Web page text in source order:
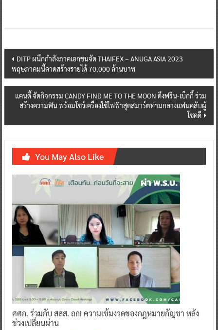
Post
navigation
DITP ผนึกกำลังภาคเอกชนจัด THAIFEX – ANUGA ASIA 2023
พฤษภาคมนี้คาดสร้างรายได้ 70,000 ล้านบาท
แคนดี้ จัดกิจกรรม CANDY FIND ME TO THE MOON ดึงฟรีน-เบ็กกี้ ร่วม
สร้างความฟิน พร้อมโชว์เครื่องใช้ไฟฟ้าสุดสมาร์ตท่ามกลางแฟนคลับผู้
โชคดี
You May Also Like
ศศก. ร่วมกับ สสส. ถก! ความเข้มงวดของกฎหมายกัญชา หลัง
ช่วงเปลี่ยนผ่าน